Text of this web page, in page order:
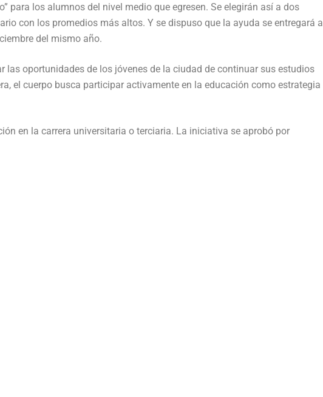
para los alumnos del nivel medio que egresen. Se elegirán así a dos
con los promedios más altos. Y se dispuso que la ayuda se entregará a
del mismo año.
oportunidades de los jóvenes de la ciudad de continuar sus estudios
el cuerpo busca participar activamente en la educación como estrategia
en la carrera universitaria o terciaria. La iniciativa se aprobó por